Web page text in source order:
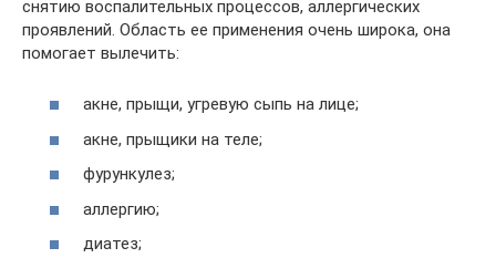
снятию воспалительных процессов, аллергических
проявлений. Область ее применения очень широка, она
помогает вылечить:
акне, прыщи, угревую сыпь на лице;
акне, прыщики на теле;
фурункулез;
аллергию;
диатез;